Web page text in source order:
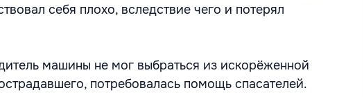
себя плохо, вследствие чего и потерял
машины не мог выбраться из искорёженной
потребовалась помощь спасателей.